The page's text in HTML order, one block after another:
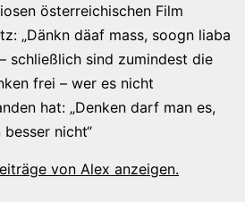
österreichischen Film
„Dänkn däaf mass, soogn liaba
schließlich sind zumindest die
frei – wer es nicht
hat: „Denken darf man es,
besser nicht“
von Alex anzeigen.